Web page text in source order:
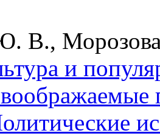
В.,
и